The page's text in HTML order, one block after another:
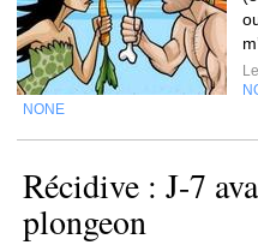
NONE
Récidive : J-7
plongeon